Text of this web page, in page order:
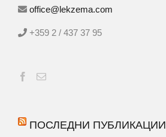
office@lekzema.com
+359 2 / 437 37 95
ПОСЛЕДНИ ПУБЛИКАЦИИ